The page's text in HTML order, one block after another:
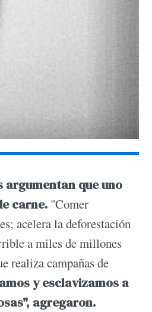
argumentan que uno
carne. "Comer
acelera la deforestación
a miles de millones
realiza campañas de
y esclavizamos a
agregaron.